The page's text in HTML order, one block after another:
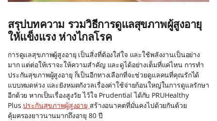
สรุปบทความ รวมวิธีการดูแลสุขภาพผู้สูงอายุ
ให้แข็งแรง ห่างไกลโรค
การดูแลสุขภาพผู้สูงอายุ เป็นสิ่งที่ต้องใส่ใจ และใช้พลังงานเป็นอย่าง
มาก แต่ต่อให้เราจะให้ความสำคัญ และดูได้อย่างเต็มที่แค่ไหน การทำ
ประกันสุขภาพผู้สูงอายุ ก็เป็นอีกทางเลือกที่จะช่วยดูแลคนที่คุณรักได้
แบบหมดห่วง และยังหมดกังวลเรื่องค่าใช้จ่ายก้อนใหญ่ในการดูแลรักษา
อีกด้วย หากเป็นเรื่องสูงวัย ไว้ใจ Prudential ได้กับ PRUHealthy
Plusประกันสุขภาพผู้สูงอายุ สร้างอนาคตที่มั่นคงไปด้วยกันด้วย
คุ้มครองยาวนานมากถึงอายุ 80 ปี